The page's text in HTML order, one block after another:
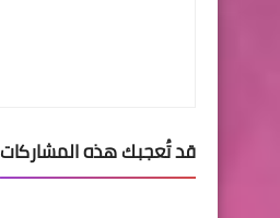
قد تُعجبك هذه المشاركات